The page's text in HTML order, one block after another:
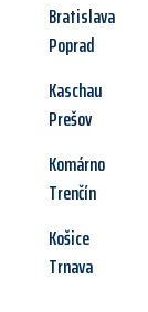
Bratislava
Poprad
Kaschau
Prešov
Komárno
Trenčín
Košice
Trnava